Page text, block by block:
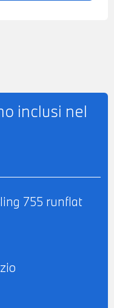
AUDIO
CON
-
VENTILATI -
M -
DI
LEASING O
L'INTERO
inclusi nel
755 runflat